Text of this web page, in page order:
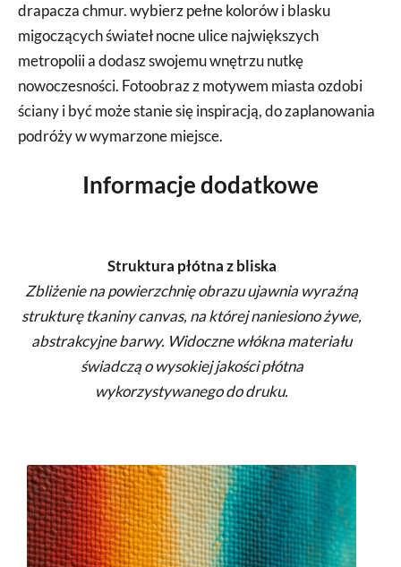
drapacza chmur. wybierz pełne kolorów i blasku
migoczących świateł nocne ulice największych
metropolii a dodasz swojemu wnętrzu nutkę
nowoczesności. Fotoobraz z motywem miasta ozdobi
ściany i być może stanie się inspiracją, do zaplanowania
podróży w wymarzone miejsce.
Informacje dodatkowe
Struktura płótna z bliska
Zbliżenie na powierzchnię obrazu ujawnia wyraźną
strukturę tkaniny canvas, na której naniesiono żywe,
abstrakcyjne barwy. Widoczne włókna materiału
świadczą o wysokiej jakości płótna
wykorzystywanego do druku.